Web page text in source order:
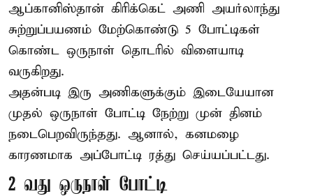
ஆப்கானிஸ்தான் கிரிக்கெட் அணி அயர்லாந்து
சுற்றுப்பயணம் மேற்கொண்டு 5 போட்டிகள்
கொண்ட ஒருநாள் தொடரில் விளையாடி
வருகிறது.
அதன்படி இரு அணிகளுக்கும் இடையேயான
முதல் ஒருநாள் போட்டி நேற்று முன் தினம்
நடைபெறவிருந்தது. ஆனால், கனமழை
காரணமாக அப்போட்டி ரத்து செய்யப்பட்டது.
2 வது ஒருநாள் போட்டி